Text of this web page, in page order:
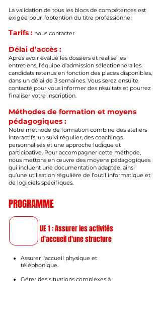
La validation de tous les blocs de compétences est
exigée pour l’obtention du titre professionnel
Tarifs : nous contacter
Délai d’accès :
Après avoir évalué les dossiers et réalisé les
entretiens, l’équipe d’admission sélectionnera les
candidats retenus en fonction des places disponibles,
dans un délai de 3 semaines. Vous serez ensuite
contacté pour vous informer des résultats et pourrez
finaliser votre inscription.
Méthodes de formation et moyens
pédagogiques :
Notre méthode de formation combine des ateliers
interactifs, un suivi régulier, des coachings
personnalisés et une approche ludique et
participative. Pour accompagner cette méthode,
nous mettons en œuvre des moyens pédagogiques
qui incluent une documentation adaptée, ainsi
qu’une utilisation régulière de l’outil informatique et
de logiciels spécifiques.
PROGRAMME
UE 1 : Assurer les activités
d'accueil d'une structure
Assurer l'accueil physique et
téléphonique.
Gérer des situations complexes à